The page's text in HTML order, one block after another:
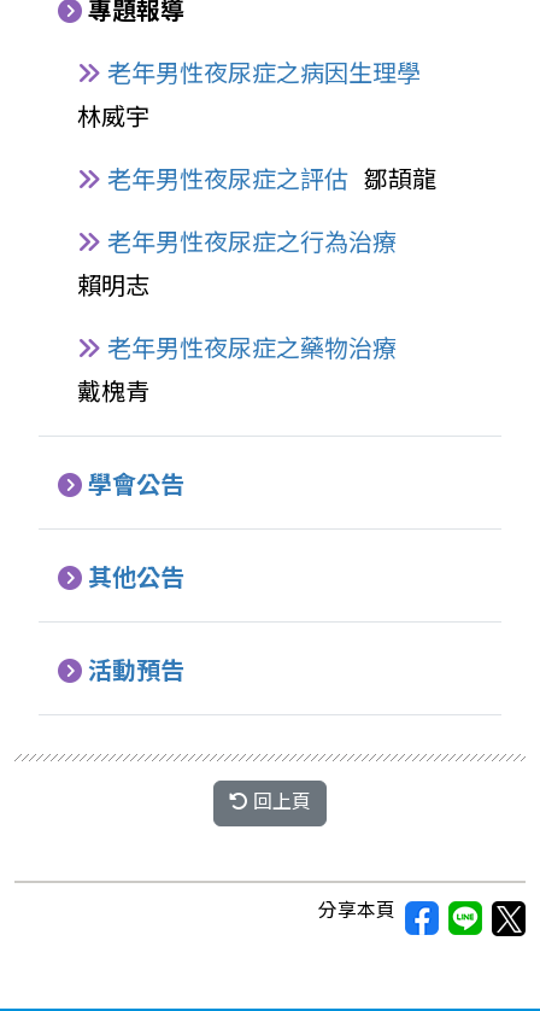
專題報導
老年男性夜尿症之病因生理學
林威宇
老年男性夜尿症之評估 鄒頡龍
老年男性夜尿症之行為治療
賴明志
老年男性夜尿症之藥物治療
戴槐青
學會公告
其他公告
活動預告
回上頁
分享本頁